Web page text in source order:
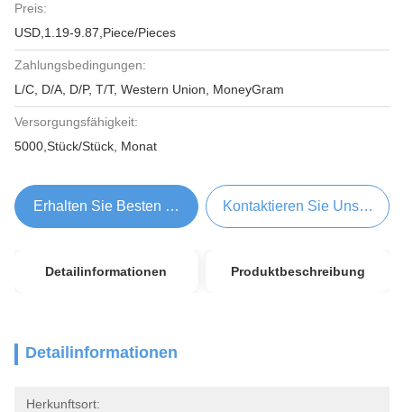
Preis:
USD,1.19-9.87,Piece/Pieces
Zahlungsbedingungen:
L/C, D/A, D/P, T/T, Western Union, MoneyGram
Versorgungsfähigkeit:
5000,Stück/Stück, Monat
Erhalten Sie Besten Preis Kontaktieren Sie Uns Jetzt
Detailinformationen Produktbeschreibung
Detailinformationen
Herkunftsort: